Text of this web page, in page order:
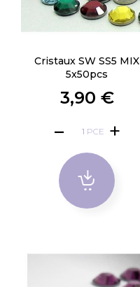
Cristaux SW SS5 MIX
5x50pcs
3,90 €
PCE